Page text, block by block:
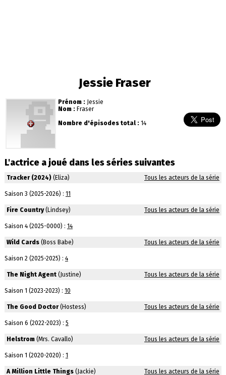
Jessie Fraser
Prénom : Jessie
Nom : Fraser
Nombre d'épisodes total : 14
L'actrice a joué dans les séries suivantes
Tracker (2024)(Eliza) Tous les acteurs de la série
Saison 3 (2025-2026) : 11
Fire Country(Lindsey) Tous les acteurs de la série
Saison 4 (2025-0000) : 14
Wild Cards(Boss Babe) Tous les acteurs de la série
Saison 2 (2025-2025) : 4
The Night Agent(Justine) Tous les acteurs de la série
Saison 1 (2023-2023) : 10
The Good Doctor(Hostess) Tous les acteurs de la série
Saison 6 (2022-2023) : 5
Helstrom(Mrs. Cavallo) Tous les acteurs de la série
Saison 1 (2020-2020) : 1
A Million Little Things(Jackie) Tous les acteurs de la série